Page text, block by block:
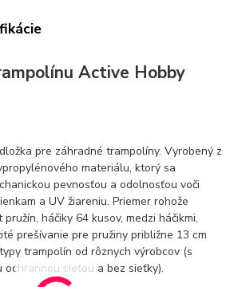
Active Hobby
pre záhradné trampolíny. Vyrobený z
materiálu, ktorý sa
pevnosťou a odolnosťou voči
a UV žiareniu. Priemer rohože
háčiky 64 kusov, medzi háčikmi,
prešívanie pre pružiny približne 13 cm
trampolín od rôznych výrobcov (s
sieťou a bez sieťky).